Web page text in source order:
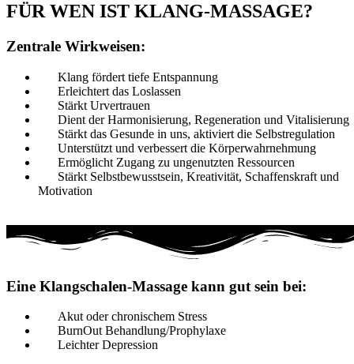
FÜR WEN IST KLANG-MASSAGE?
Zentrale Wirkweisen:
Klang fördert tiefe Entspannung
Erleichtert das Loslassen
Stärkt Urvertrauen
Dient der Harmonisierung, Regeneration und Vitalisierung
Stärkt das Gesunde in uns, aktiviert die Selbstregulation
Unterstützt und verbessert die Körperwahrnehmung
Ermöglicht Zugang zu ungenutzten Ressourcen
Stärkt Selbstbewusstsein, Kreativität, Schaffenskraft und
Motivation
Eine Klangschalen-Massage kann gut sein bei:
Akut oder chronischem Stress
BurnOut Behandlung/Prophylaxe
Leichter Depression